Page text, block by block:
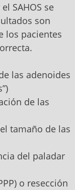
SAHOS se
son
los pacientes
las adenoides
de las
tamaño de las
del paladar
o resección